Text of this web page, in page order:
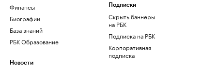
Финансы
Биографии
База знаний
РБК Образование
Новости
Подписки
Скрыть баннеры
на РБК
Подписка на РБК
Корпоративная
подписка